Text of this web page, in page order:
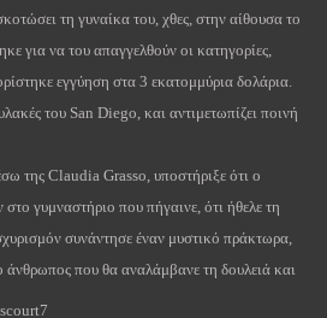
τη γυναίκα του, χθες, στην αίθουσα το
για να του απαγγελθούν οι κατηγορίες,
εγγύηση στα 3 εκατομμύρια δολάρια.
του San Diego, και αντιμετωπίζει ποινή
της Claudia Grasso, υποστήριξε ότι ο
γυμναστήριο που πήγαινε, ότι ήθελε τη
συνάντησε έναν μυστικό πράκτωρα,
που θα αναλάμβανε τη δουλειά και